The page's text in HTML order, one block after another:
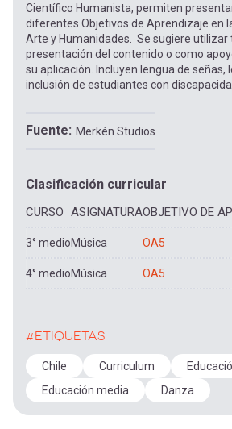
Científico Humanista, permiten
diferentes Objetivos de Aprendizaje en
Arte y Humanidades. Se sugiere utilizar
presentación del contenido o como
su aplicación. Incluyen lengua de señas,
inclusión de estudiantes con
Fuente Merkén Studios
Clasificación curricular
CURSO ASIGNATURAOBJETIVO DE
3° medioMúsica OA5
4° medioMúsica OA5
#ETIQUETAS
Chile Curriculum
Educación media
Danza